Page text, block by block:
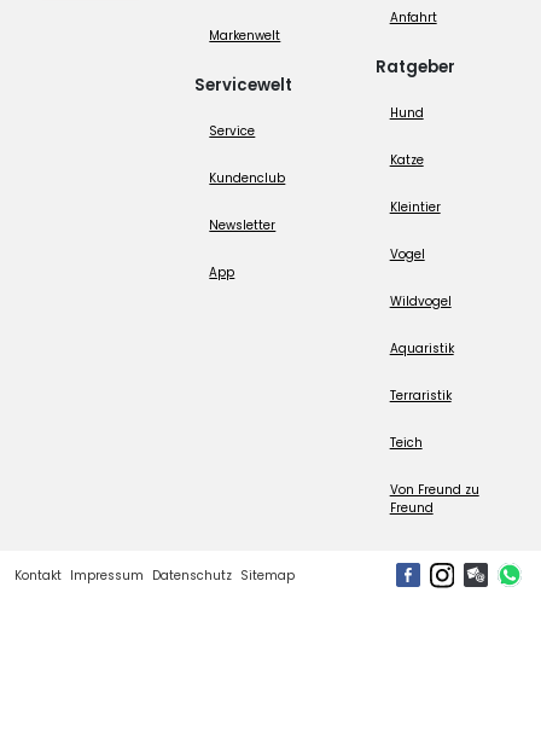
Markenwelt
Servicewelt
Service
Kundenclub
Newsletter
App
Anfahrt
Ratgeber
Hund
Katze
Kleintier
Vogel
Wildvogel
Aquaristik
Terraristik
Teich
Von Freund zu
Freund
Kontakt Impressum Datenschutz Sitemap